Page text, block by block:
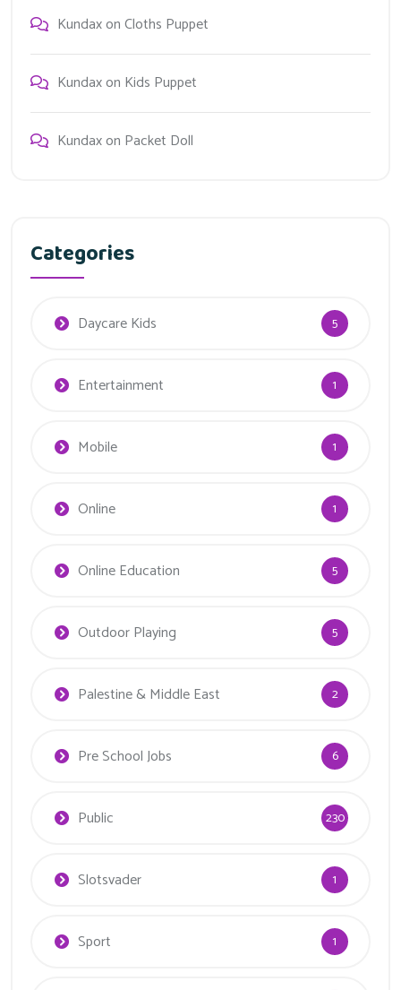
KundaxonCloths Puppet
Kundaxon Kids Puppet
Kundaxon Packet Doll
Categories
Daycare Kids 5
Entertainment 1
Mobile 1
Online 1
Online Education 5
Outdoor Playing 5
Palestine & Middle East 2
Pre School Jobs 6
Public 230
Slotsvader 1
Sport 1